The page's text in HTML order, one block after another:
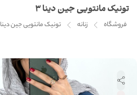
تونیک مانتویی جین دینا 3
فروشگاه زنانه تونیک مانتویی جین دینا 3